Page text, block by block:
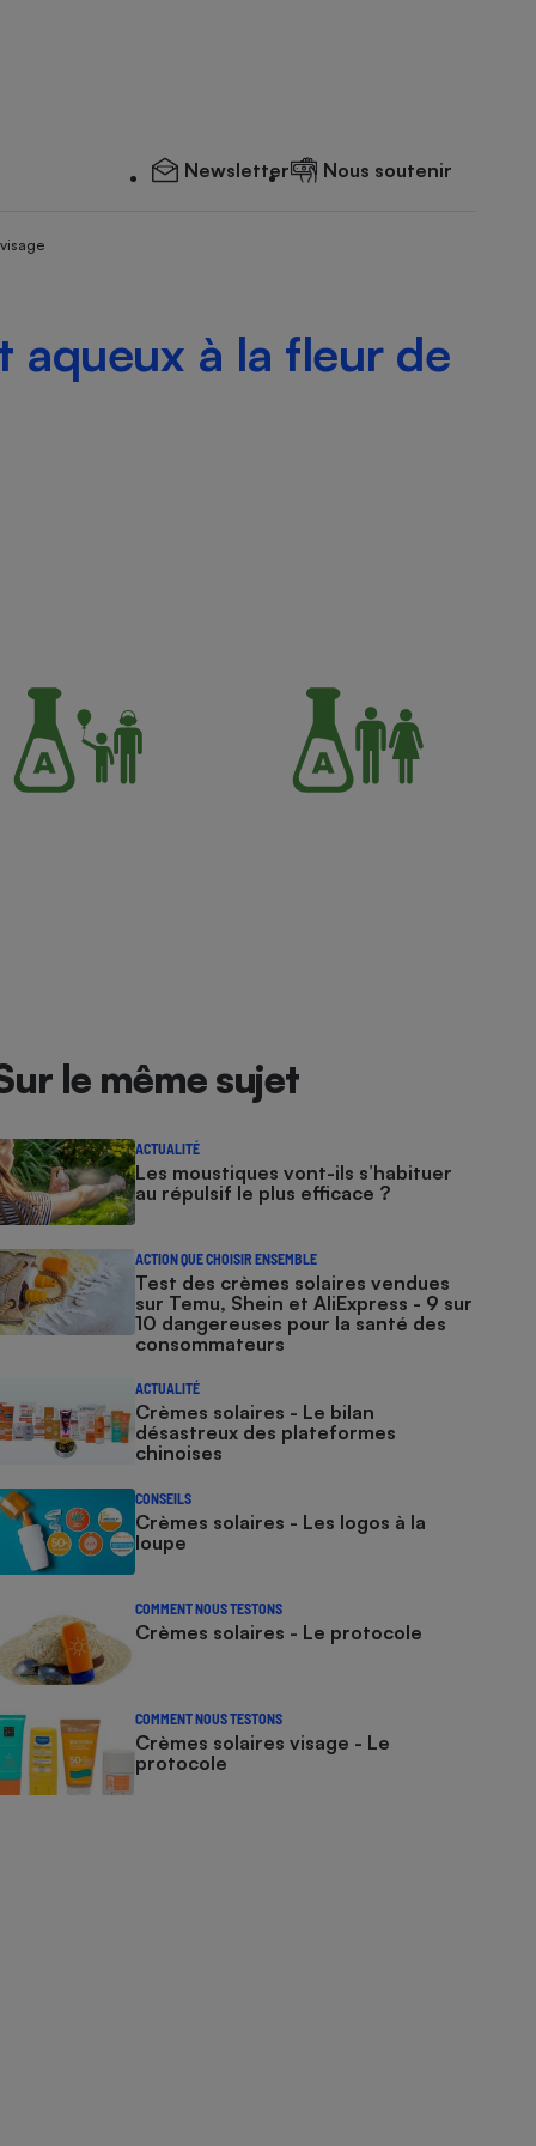
Newsletter Nous soutenir
aqueux à la fleur de
le même sujet
ACTUALITÉ
Les moustiques vont-ils s’habituer
au répulsif le plus efficace ?
ACTION QUE CHOISIR ENSEMBLE
Test des crèmes solaires vendues
sur Temu, Shein et AliExpress - 9 sur
10 dangereuses pour la santé des
consommateurs
ACTUALITÉ
Crèmes solaires - Le bilan
désastreux des plateformes
chinoises
CONSEILS
Crèmes solaires - Les logos à la
loupe
COMMENT NOUS TESTONS
Crèmes solaires - Le protocole
COMMENT NOUS TESTONS
Crèmes solaires visage - Le
protocole